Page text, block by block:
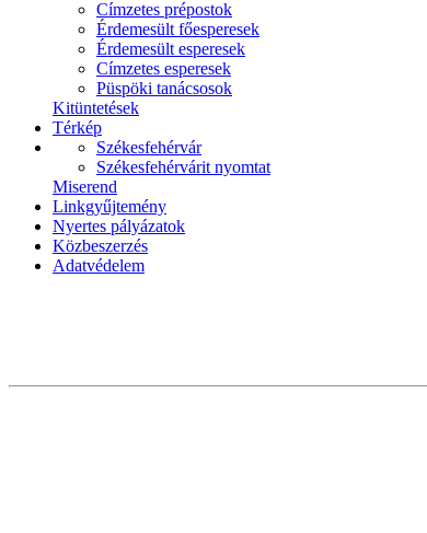
Címzetes prépostok
Érdemesült főesperesek
Érdemesült esperesek
Címzetes esperesek
Püspöki tanácsosok
Kitüntetések
Térkép
Székesfehérvár
Székesfehérvárit nyomtat
Miserend
Linkgyűjtemény
Nyertes pályázatok
Közbeszerzés
Adatvédelem